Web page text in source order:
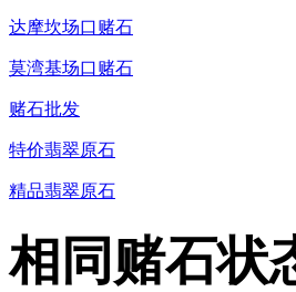
达摩坎场口赌石
莫湾基场口赌石
赌石批发
特价翡翠原石
精品翡翠原石
相同赌石状